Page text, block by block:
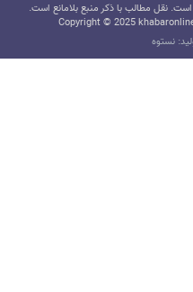
نقل مطالب با ذکر منبع بلامانع است.
Copyright © 2025
نستوه